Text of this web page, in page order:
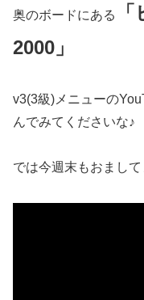
奥のボードにある
2000」
v3(3級)メニューの
んでみてくださいな♪
では今週末もおまして